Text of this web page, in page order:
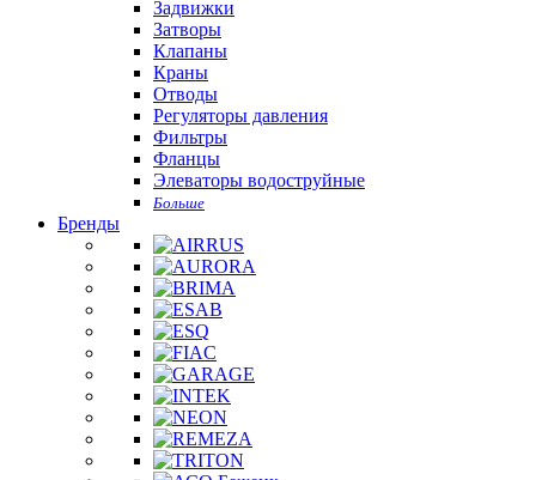
Задвижки
Затворы
Клапаны
Краны
Отводы
Регуляторы давления
Фильтры
Фланцы
Элеваторы водоструйные
Больше
Бренды